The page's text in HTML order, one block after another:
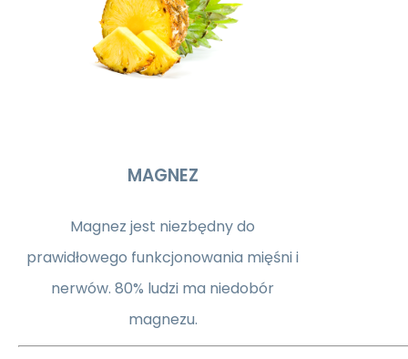
MAGNEZ
Magnez jest niezbędny do
prawidłowego funkcjonowania mięśni i
nerwów. 80% ludzi ma niedobór
magnezu.